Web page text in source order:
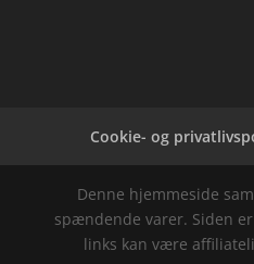
Cookie- og
Denne hjemmeside
spændende varer. Siden
links kan være